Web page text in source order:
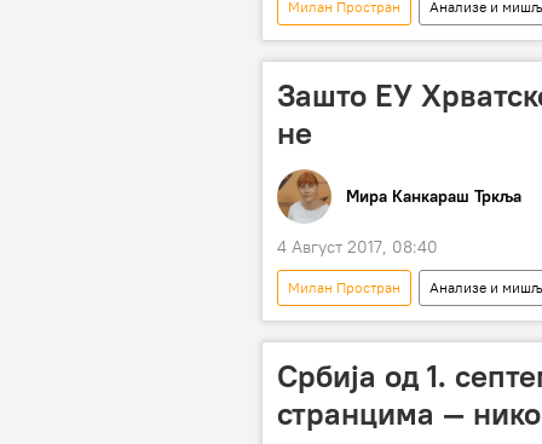
Милан Простран Анализе и
Мађарска
Расим Љајић
Зашто ЕУ
не
Мира Канкараш Тркља
4 Август 2017, 08:40
Милан Простран Анализе и
Француска
Марко Чадеж
Привредна комора Србије
Европска унија (ЕУ)
Србија од 1.
странцима —